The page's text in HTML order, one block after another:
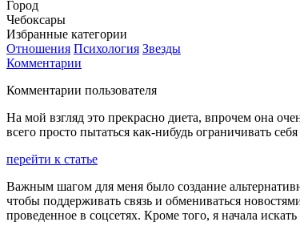
Город
Чебоксары
Избранные категории
Отношения Психология Звезды
Комментарии
Комментарии пользователя
На мой взгляд это прекрасно диета, впрочем она
всего просто пытаться как-нибудь ограничивать
перейти к статье
Важным шагом для меня было создание
чтобы поддерживать связь и обмениваться
проведенное в соцсетях. Кроме того, я начала